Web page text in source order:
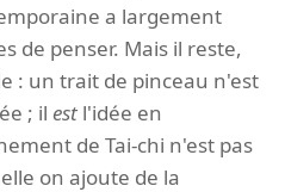
a largement
de penser. Mais il reste,
: un trait de pinceau n'est
; il est l'idée en
de Tai-chi n'est pas
on ajoute de la